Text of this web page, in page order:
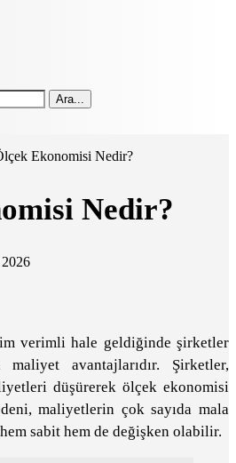
Ara...
Ekonomisi Nedir?
Nedir?
verimli hale geldiğinde şirketler
avantajlarıdır. Şirketler,
düşürerek ölçek ekonomisi
maliyetlerin çok sayıda mala
sabit hem de değişken olabilir.